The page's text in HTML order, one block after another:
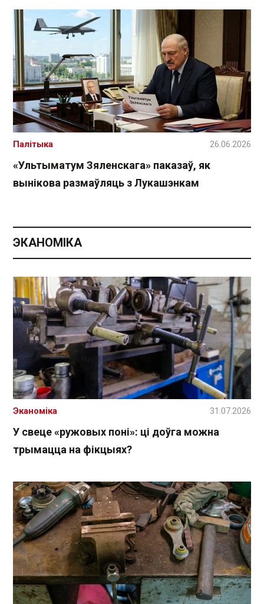
«Ультыматум Зяленскага» паказаў, як
вынікова размаўляць з Лукашэнкам
Палітыка 26.06.2026
ЭКАНОМІКА
У свеце «ружовых поні»: ці доўга можна
трымацца на фікцыях?
Эканоміка 31.07.2026